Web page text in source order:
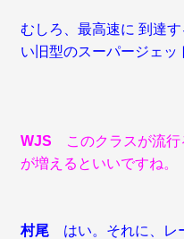
むしろ、最高速に 到達
い旧型のスーパージェッ
WJS このクラスが流
が増えるといいですね。
村尾 はい。それに、レ